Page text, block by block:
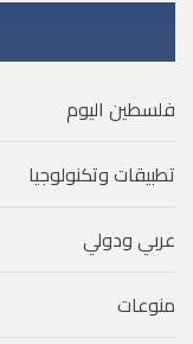
فلسطين اليوم
تطبيقات وتكنولوجيا
عربي ودولي
منوعات